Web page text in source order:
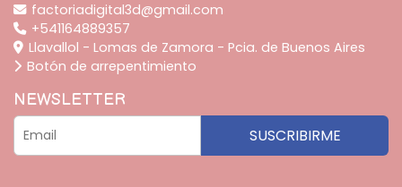
factoriadigital3d@gmail.com
+541164889357
Llavallol - Lomas de Zamora - Pcia. de Buenos Aires
Botón de arrepentimiento
NEWSLETTER
SUSCRIBIRME